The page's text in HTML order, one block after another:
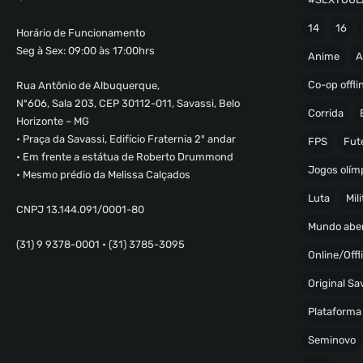
Horário de Funcionamento
Seg à Sex: 09:00 às 17:00hrs
Rua Antônio de Albuquerque,
Nº606, Sala 203, CEP 30112-011, Savassi, Belo
Horizonte – MG
• Praça da Savassi, Edifício Fraternia 2º andar
• Em frente a estátua de Roberto Drummond
• Mesmo prédio da Melissa Calçados
CNPJ 13.144.091/0001-80
(31) 9 9378-0001 • (31) 3785-3095
14 16
Anime
Co-op
Corrida
FPS
Jogos
Luta
Mundo
Online/
Original
Plataforma
Seminovo